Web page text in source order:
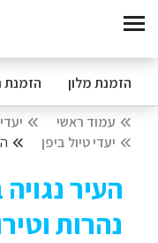
הזמנת מלון הזמנת
עמוד ראשי
יעדי טיול ביפן
העיר
נהרות